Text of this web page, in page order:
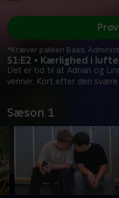
S1:E2 • Kærlighed i
Det er tid til at Adrian og
venner. Kort efter den
*Kræver pakken Basis.
Sæson 1